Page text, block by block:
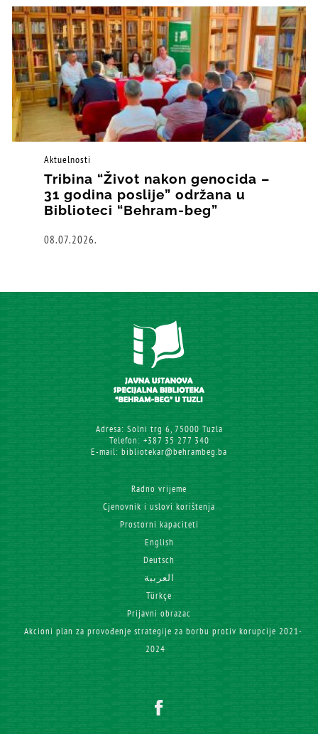
Aktuelnosti
Tribina “Život nakon genocida –
31 godina poslije” održana u
Biblioteci “Behram-beg”
08.07.2026.
Adresa: Solni trg 6, 75000 Tuzla
Telefon: +387 35 277 340
E-mail: bibliotekar@behrambeg.ba
Radno vrijeme
Cjenovnik i uslovi korištenja
Prostorni kapaciteti
English
Deutsch
العربية
Türkçe
Prijavni obrazac
Akcioni plan za provođenje strategije za borbu protiv korupcije 2021-
2024